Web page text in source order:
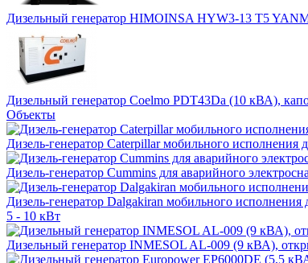
Дизельный генератор HIMOINSA HYW3-13 T5
Дизельный генератор Coelmo PDT43Da (10 кВА),
Объекты
Дизель-генератор Caterpillar мобильного исполнения
Дизель-генератор Cummins для аварийного
Дизель-генератор Dalgakiran мобильного
5 - 10 кВт
Дизельный генератор INMESOL AL-009 (9 кВА),